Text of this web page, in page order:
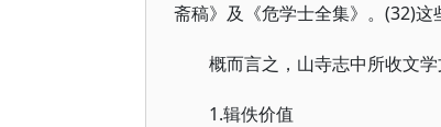
斋稿》及《危学士全集》。(32)这
概而言之，山寺志中所收文学
1.辑佚价值